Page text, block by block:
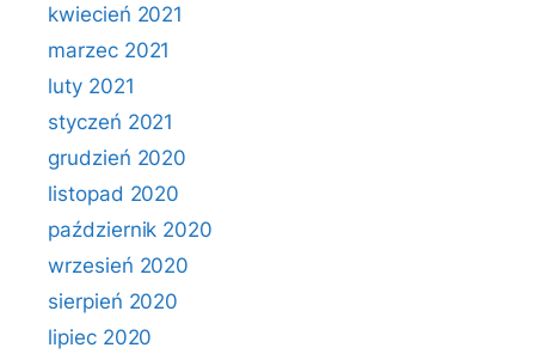
kwiecień 2021
marzec 2021
luty 2021
styczeń 2021
grudzień 2020
listopad 2020
październik 2020
wrzesień 2020
sierpień 2020
lipiec 2020